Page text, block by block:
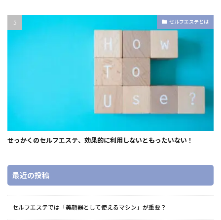
セルフエステとは
せっかくのセルフエステ、効果的に利用しないともったいない！
最近の投稿
セルフエステでは「美顔器として使えるマシン」が重要？